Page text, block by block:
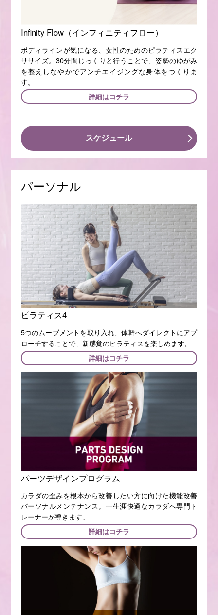
Infinity Flow（インフィニティフロー）
ボディラインが気になる、女性のためのピラティスエク
ササイズ。30分間じっくりと行うことで、姿勢のゆがみ
を整えしなやかでアンチエイジングな身体をつくりま
す。
詳細はコチラ
スケジュール
パーソナル
ピラティス4
5つのムーブメントを取り入れ、体幹へダイレクトにアプ
ローチすることで、新感覚のピラティスを楽しめます。
詳細はコチラ
パーツデザインプログラム
カラダの歪みを根本から改善したい方に向けた機能改善
パーソナルメンテナンス。一生涯快適なカラダへ専門ト
レーナーが導きます。
詳細はコチラ